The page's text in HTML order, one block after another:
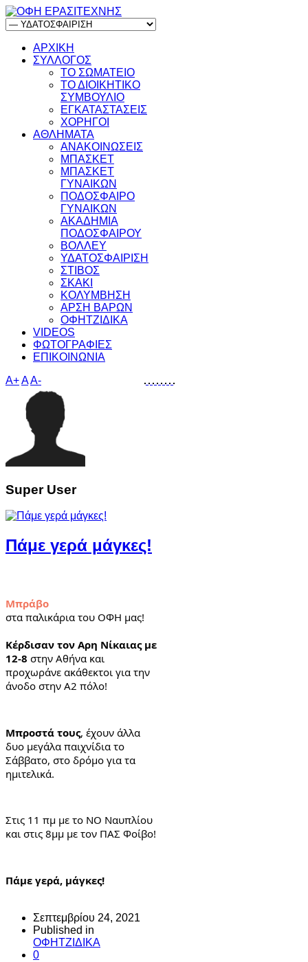
ΑΡΧΙΚΗ
ΣΥΛΛΟΓΟΣ
ΤΟ ΣΩΜΑΤΕΙΟ
ΤΟ ΔΙΟΙΚΗΤΙΚΟ
ΣΥΜΒΟΥΛΙΟ
ΕΓΚΑΤΑΣΤΑΣΕΙΣ
ΧΟΡΗΓΟΙ
ΑΘΛΗΜΑΤΑ
ΑΝΑΚΟΙΝΩΣΕΙΣ
ΜΠΑΣΚΕΤ
ΜΠΑΣΚΕΤ
ΓΥΝΑΙΚΩΝ
ΠΟΔΟΣΦΑΙΡΟ
ΓΥΝΑΙΚΩΝ
ΑΚΑΔΗΜΙΑ
ΠΟΔΟΣΦΑΙΡΟΥ
ΒΟΛΛΕΥ
ΥΔΑΤΟΣΦΑΙΡΙΣΗ
ΣΤΙΒΟΣ
ΣΚΑΚΙ
ΚΟΛΥΜΒΗΣΗ
ΑΡΣΗ ΒΑΡΩΝ
ΟΦΗΤΖΙΔΙΚΑ
VIDEOS
ΦΩΤΟΓΡΑΦΙΕΣ
ΕΠΙΚΟΙΝΩΝΙΑ
A+AA-
Super User
Πάμε γερά μάγκες!
Μπράβο
στα παλικάρια του ΟΦΗ μας!
Κέρδισαν τον Αρη Νίκαιας με
12-8 στην Αθήνα και
προχωράνε ακάθεκτοι για την
άνοδο στην Α2 πόλο!
Μπροστά τους, έχουν άλλα
δυο μεγάλα παιχνίδια το
Σάββατο, στο δρόμο για τα
ημιτελικά.
Στις 11 πμ με το ΝΟ Ναυπλίου
και στις 8μμ με τον ΠΑΣ Φοίβο!
Πάμε γερά, μάγκες!
Σεπτεμβρίου 24, 2021
Published in
ΟΦΗΤΖΙΔΙΚΑ
0